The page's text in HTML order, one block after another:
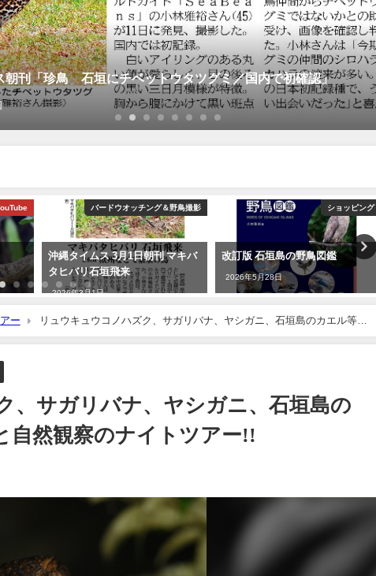
朝刊「珍鳥 石垣にチベットウタツグミ／国内で初確認」
バードウオッチング＆野鳥撮影
沖縄タイムス 3月1日朝刊 マキバ
タヒバリ石垣飛来
2026年3月1日
ショッピング
改訂版 石垣島の野鳥図鑑
2026年5月28日
ー
リュウキュウコノハズク、サガリバナ、ヤシガニ、石垣島のカエル等々
、サガリバナ、ヤシガニ、石垣島の
自然観察のナイトツアー!!